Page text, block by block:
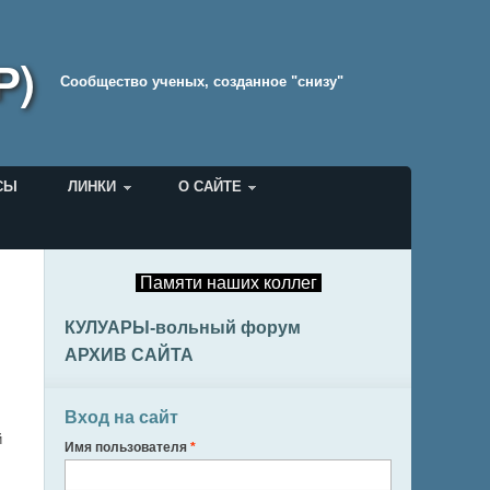
Cообщество ученых, созданное "снизу"
ЛИНКИ О САЙТЕ
Памяти наших коллег
КУЛУАРЫ-вольный форум
АРХИВ САЙТА
Вход на сайт
Имя пользователя *